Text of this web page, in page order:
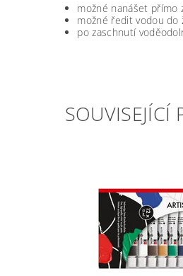
možné nanášet přímo
možné ředit vodou do
po zaschnutí
SOUVISEJÍCÍ